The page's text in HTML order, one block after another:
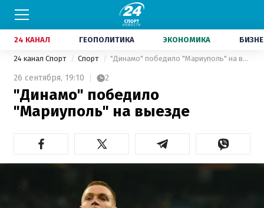
24 КАНАЛ ГЕОПОЛИТИКА ЭКОНОМИКА
24 канал Спорт Спорт "Динамо" победило "Мариуполь" на выезде
26 сентября, 19:10 2
"Динамо" победило
"Мариуполь" на выезде